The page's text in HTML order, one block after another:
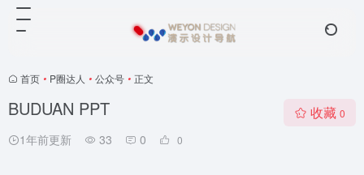
首页 • P圈达人 • 公众号 • 正文
BUDUAN PPT
1年前更新 33 0 0
收藏 0